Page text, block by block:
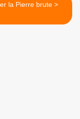
Tailler la Pierre brute >